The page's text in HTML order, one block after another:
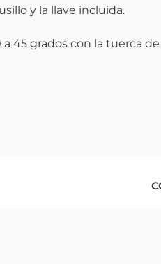
y la llave incluida.
45 grados con la tuerca